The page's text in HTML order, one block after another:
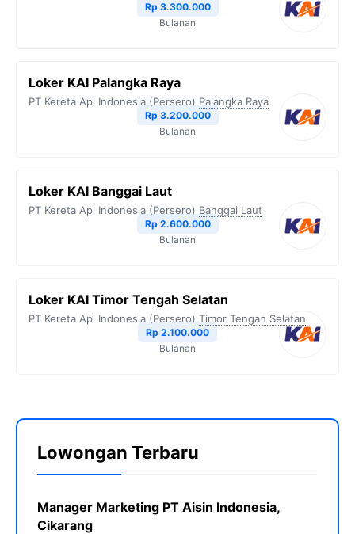
Rp 3.300.000
Bulanan
Loker KAI Palangka Raya
PT Kereta Api Indonesia (Persero) Palangka Raya
Rp 3.200.000
Bulanan
Loker KAI Banggai Laut
PT Kereta Api Indonesia (Persero) Banggai Laut
Rp 2.600.000
Bulanan
Loker KAI Timor Tengah Selatan
PT Kereta Api Indonesia (Persero) Timor Tengah Selatan
Rp 2.100.000
Bulanan
Lowongan Terbaru
Manager Marketing PT Aisin Indonesia,
Cikarang